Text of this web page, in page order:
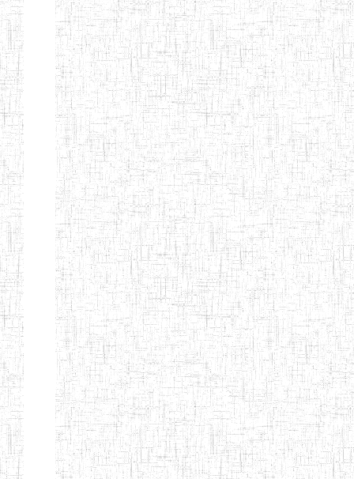
MBALMAYO
ENIEG DE
YOKADOUMA
11/07/2012 ENIEG
ENIEG
D'ABONG
MBANG
10/07/1983 ENIEG
ENIEG DE
BATOURI
12/06/2001 ENIEG
ENBIEG DE
BERTOUA
01/08/2001 ENIEG
ENIET DE
BERTOUA
01/08/2012 ENIET
ENIET DE
MAROUA
13/08/2013 ENIET
ENBIEG DE
01/01/1965 ENIEG